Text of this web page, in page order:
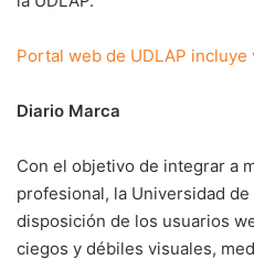
Portal web de UDLAP
Diario Marca
Con el objetivo de integrar a
profesional, la Universidad
disposición de los usuarios
ciegos y débiles visuales,